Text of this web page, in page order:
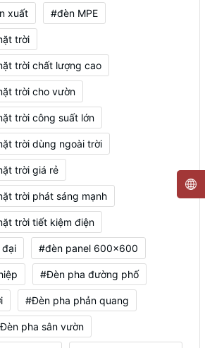
xuất #đèn MPE
trời
trời chất lượng cao
trời cho vườn
trời công suất lớn
trời dùng ngoài trời
trời giá rẻ
trời phát sáng mạnh
trời tiết kiệm điện
đại #đèn panel 600x600
#Đèn pha đường phố
#Đèn pha phản quang
pha sân vườn